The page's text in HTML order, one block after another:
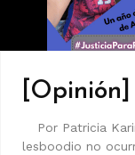
Por Patricia
lesboodio no